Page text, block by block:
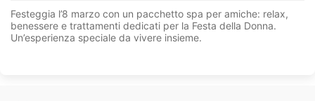
Festeggia l’8 marzo con un pacchetto spa per amiche: relax,
benessere e trattamenti dedicati per la Festa della Donna.
Un’esperienza speciale da vivere insieme.